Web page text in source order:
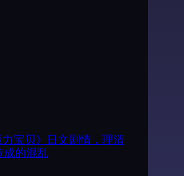
宝贝》日文剧情，理清
成的混乱